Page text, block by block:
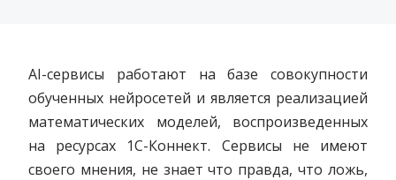
AI-сервисы работают на базе совокупности
обученных нейросетей и является реализацией
математических моделей, воспроизведенных
на ресурсах 1С-Коннект. Сервисы не имеют
своего мнения, не знает что правда, что ложь,